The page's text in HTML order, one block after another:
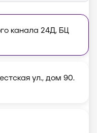
канала 24Д, БЦ
ул., дом 90.